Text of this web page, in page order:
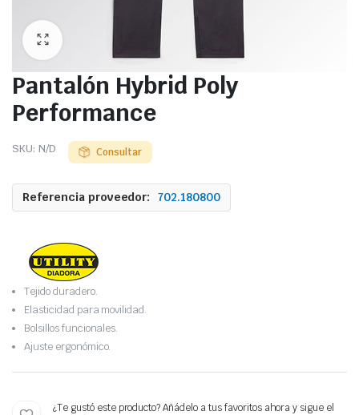
Pantalón Hybrid Poly
Performance
SKU: N/D Consultar
Referencia proveedor: 702.180800
Tejido duradero.
Elasticidad para movilidad.
Bolsillos funcionales.
Ajuste ergonómico.
¿Te gustó este producto? Añádelo a tus favoritos ahora y sigue el